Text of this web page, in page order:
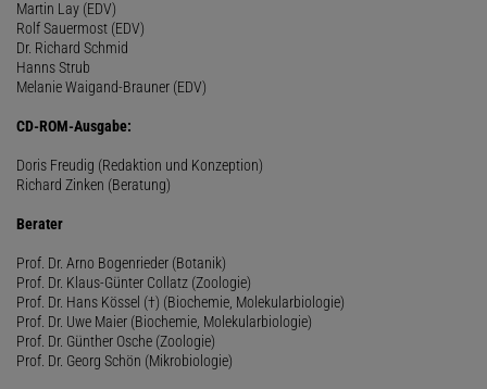
Martin Lay (EDV)
Rolf Sauermost (EDV)
Dr. Richard Schmid
Hanns Strub
Melanie Waigand-Brauner (EDV)
CD-ROM-Ausgabe:
Doris Freudig (Redaktion und Konzeption)
Richard Zinken (Beratung)
Berater
Prof. Dr. Arno Bogenrieder (Botanik)
Prof. Dr. Klaus-Günter Collatz (Zoologie)
Prof. Dr. Hans Kössel (†) (Biochemie, Molekularbiologie)
Prof. Dr. Uwe Maier (Biochemie, Molekularbiologie)
Prof. Dr. Günther Osche (Zoologie)
Prof. Dr. Georg Schön (Mikrobiologie)